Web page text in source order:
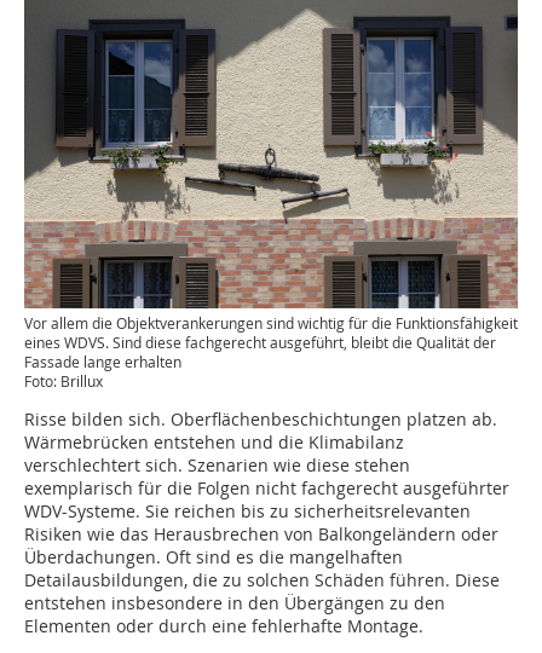
Vor allem die Objektverankerungen sind wichtig für die Funktionsfähigkeit
eines WDVS. Sind diese fachgerecht ausgeführt, bleibt die Qualität der
Fassade lange erhalten
Foto: Brillux
Risse bilden sich. Oberflächenbeschichtungen platzen ab.
Wärmebrücken entstehen und die Klimabilanz
verschlechtert sich. Szenarien wie diese stehen
exemplarisch für die Folgen nicht fachgerecht ausgeführter
WDV-Systeme. Sie reichen bis zu sicherheitsrelevanten
Risiken wie das Herausbrechen von Balkongeländern oder
Überdachungen. Oft sind es die mangelhaften
Detailausbildungen, die zu solchen Schäden führen. Diese
entstehen insbesondere in den Übergängen zu den
Elementen oder durch eine fehlerhafte Montage.